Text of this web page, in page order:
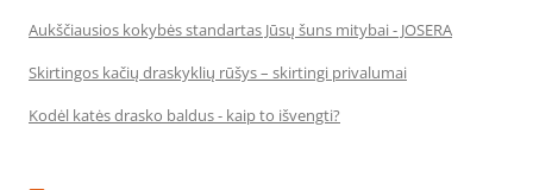
Aukščiausios kokybės standartas Jūsų šuns mitybai - JOSERA
Skirtingos kačių draskyklių rūšys – skirtingi privalumai
Kodėl katės drasko baldus - kaip to išvengti?